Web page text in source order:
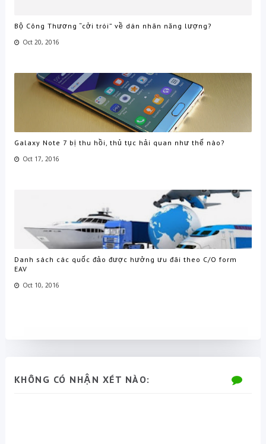
Bộ Công Thương “cởi trói” về dán nhãn năng lượng?
Oct 20, 2016
Galaxy Note 7 bị thu hồi, thủ tục hải quan như thế nào?
Oct 17, 2016
Danh sách các quốc đảo được hưởng ưu đãi theo C/O form
EAV
Oct 10, 2016
KHÔNG CÓ NHẬN XÉT NÀO: